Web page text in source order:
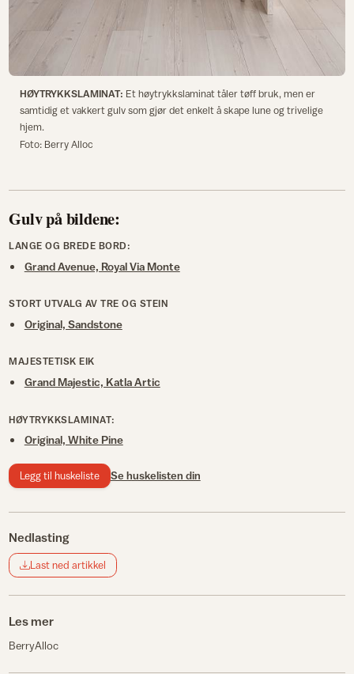
HØYTRYKKSLAMINAT: Et høytrykkslaminat tåler tøff bruk, men er
samtidig et vakkert gulv som gjør det enkelt å skape lune og trivelige
hjem.
Foto: Berry Alloc
Gulv på bildene:
LANGE OG BREDE BORD:
Grand Avenue, Royal Via Monte
STORT UTVALG AV TRE OG STEIN
Original, Sandstone
MAJESTETISK EIK
Grand Majestic, Katla Artic
HØYTRYKKSLAMINAT:
Original, White Pine
Legg til huskeliste Se huskelisten din
Nedlasting
Last ned artikkel
Les mer
BerryAlloc